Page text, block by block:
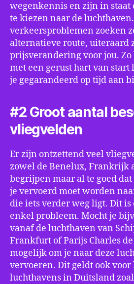
wegenkennis en zijn in staat
te kiezen naar de
verkeersproblemen zoeken
alternatieve route, uiteraard
prijsverandering voor jou.
met een gerust hart van start
je gegarandeerd op tijd aan
#2 Groot aantal
vliegvelden
Er zijn ontzettend veel
zowel de Benelux, Frankrijk
begrijpen maar al te goed
je vervoerd moet worden
die iets verder weg ligt. Dit is
enkel probleem. Mocht je
vanaf de luchthaven van
Frankfurt of Parijs Charles
mogelijk om je naar deze
vervoeren. Dit geldt ook voor
luchthavens in Duitsland